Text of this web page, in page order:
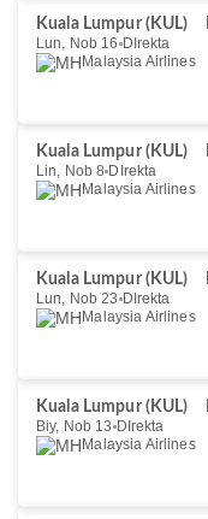
Kuala Lumpur (KUL)
Lun, Nob 16 DIrekta
Malaysia Airlines
Kuala Lumpur (KUL)
Lin, Nob 8 DIrekta
Malaysia Airlines
Kuala Lumpur (KUL)
Lun, Nob 23 DIrekta
Malaysia Airlines
Kuala Lumpur (KUL)
Biy, Nob 13 DIrekta
Malaysia Airlines